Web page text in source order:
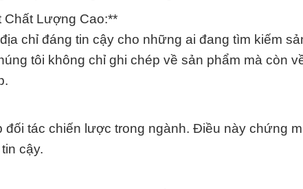
Chất Lượng Cao:**
chỉ đáng tin cậy cho những ai đang tìm kiếm
tôi không chỉ ghi chép về sản phẩm mà còn
tác chiến lược trong ngành. Điều này chứng
cậy.